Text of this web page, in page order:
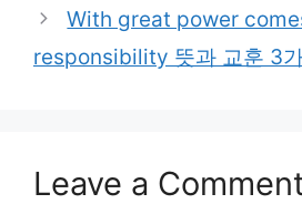
With great power
responsibility 뜻과 교훈 3
Leave a Comment